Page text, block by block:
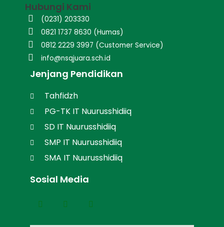
Hubungi Kami
(0231) 203330
0821 1737 8630 (Humas)
0812 2229 3997 (Customer Service)
info@nsqjuara.sch.id
Jenjang Pendidikan
Tahfidzh
PG-TK IT Nuurusshidiiq
SD IT Nuurusshidiiq
SMP IT Nuurusshidiiq
SMA IT Nuurusshidiiq
Sosial Media